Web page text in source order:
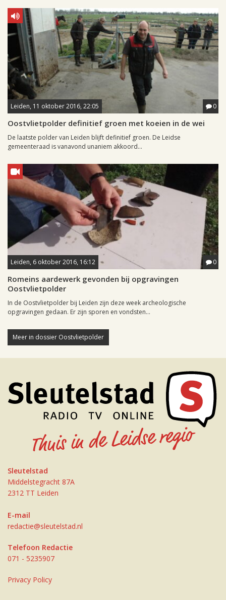
Leiden, 11 oktober 2016, 22:05 0
Oostvlietpolder definitief groen met koeien in de wei
De laatste polder van Leiden blijft definitief groen. De Leidse
gemeenteraad is vanavond unaniem akkoord...
Leiden, 6 oktober 2016, 16:12 0
Romeins aardewerk gevonden bij opgravingen
Oostvlietpolder
In de Oostvlietpolder bij Leiden zijn deze week archeologische
opgravingen gedaan. Er zijn sporen en vondsten...
Meer in dossier Oostvlietpolder
Sleutelstad
Middelstegracht 87A
2312 TT Leiden
E-mail
redactie@sleutelstad.nl
Telefoon Redactie
071 - 5235907
Privacy Policy